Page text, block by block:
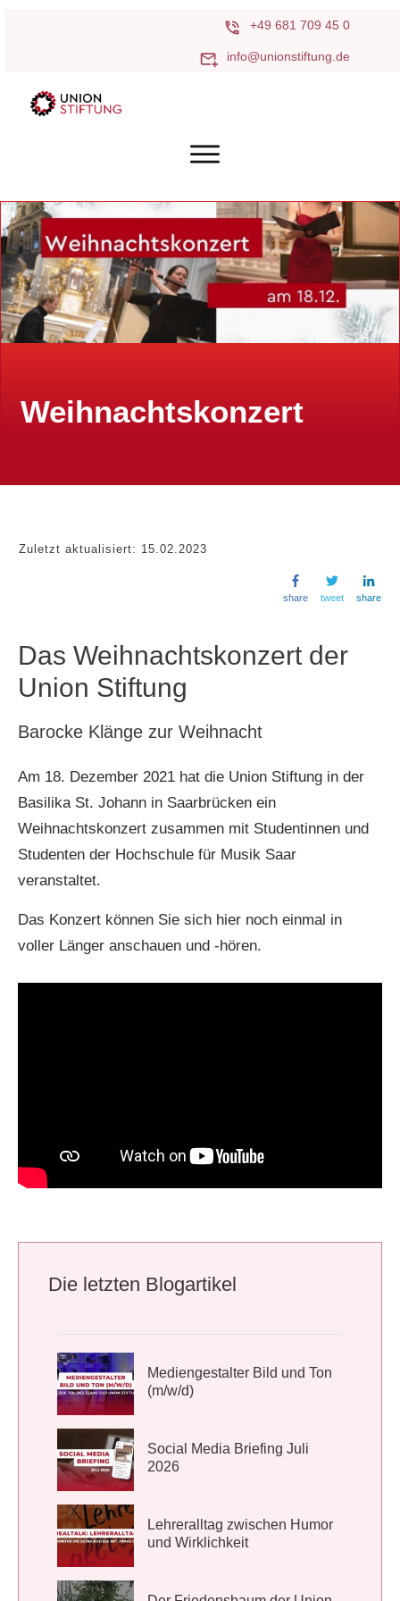
+49 681 709 45 0
info@unionstiftung.de
Weihnachtskonzert
Zuletzt aktualisiert: 15.02.2023
share tweet share
Das Weihnachtskonzert der
Union Stiftung
Barocke Klänge zur Weihnacht
Am 18. Dezember 2021 hat die Union Stiftung in der
Basilika St. Johann in Saarbrücken ein
Weihnachtskonzert zusammen mit Studentinnen und
Studenten der Hochschule für Musik Saar
veranstaltet.
Das Konzert können Sie sich hier noch einmal in
voller Länger anschauen und -hören.
Die letzten Blogartikel
Mediengestalter Bild und Ton
(m/w/d)
Social Media Briefing Juli
2026
Lehreralltag zwischen Humor
und Wirklichkeit